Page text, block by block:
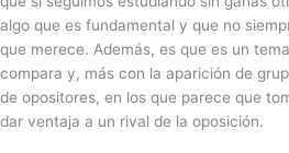
algo que es fundamental y que no
que merece. Además, es que es un
compara y, más con la aparición de
de opositores, en los que parece que
dar ventaja a un rival de la oposición.